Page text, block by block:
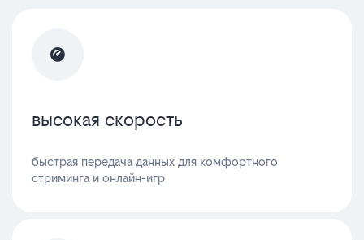
высокая скорость
быстрая передача данных для комфортного
стриминга и онлайн-игр